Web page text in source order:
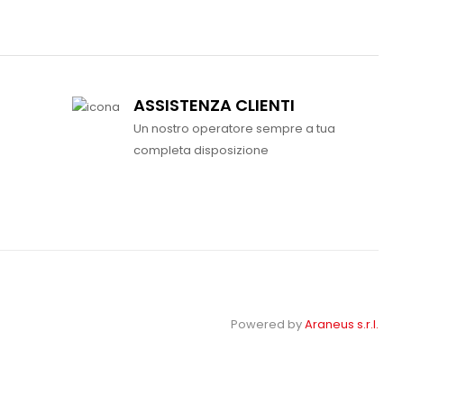
ASSISTENZA CLIENTI
Un nostro operatore sempre a tua
completa disposizione
Powered byAraneus s.r.l.